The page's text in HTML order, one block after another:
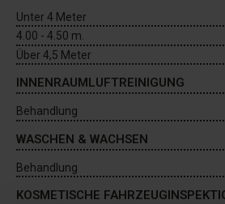
Unter 4 Meter
4.00 - 4.50 m.
Über 4,5 Meter
INNENRAUMLUFTREINIGUNG
Behandlung
WASCHEN & WACHSEN
Behandlung
KOSMETISCHE